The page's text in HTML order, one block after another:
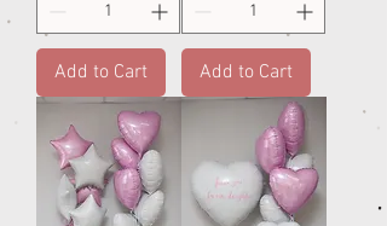
Add to Cart Add to Cart